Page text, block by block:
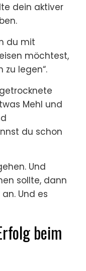
dein aktiver
du mit
möchtest,
zu legen“.
Mehl und
du schon
Und
sollte, dann
Und es
beim